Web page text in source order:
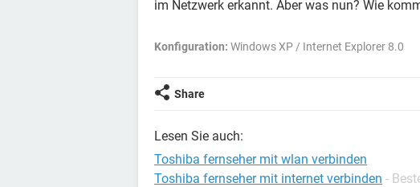
im Netzwerk erkannt. Aber was nun? Wie
Konfiguration: Windows XP / Internet Explorer 8.0
Share
Lesen Sie auch:
Toshiba fernseher mit wlan verbinden
Toshiba fernseher mit internet verbinden -